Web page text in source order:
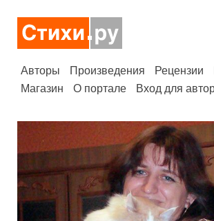
Авторы Произведения Рецензии
Магазин
О портале Вход для